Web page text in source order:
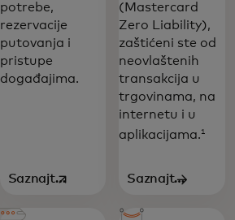
potrebe,
rezervacije
putovanja i
pristupe
događajima.
Saznajte
(Mastercard
Zero Liability),
zaštićeni ste od
neovlaštenih
transakcija u
trgovinama, na
internetu i u
aplikacijama. 1
Saznajte